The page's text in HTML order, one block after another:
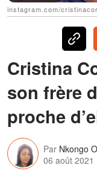
instagram.com/
Cristina
son frère
proche
Par Nkongo
06 août 2021